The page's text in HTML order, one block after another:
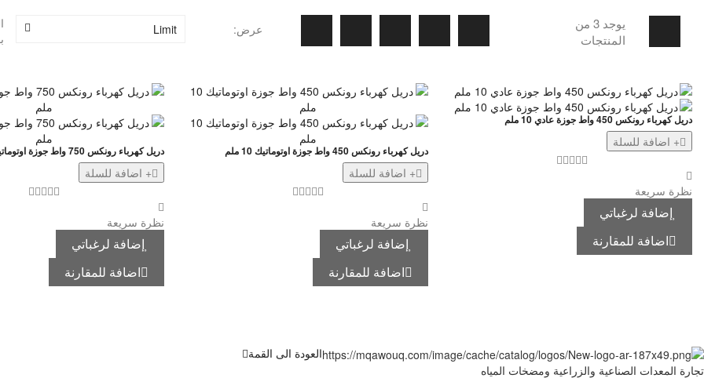
يوجد 3 من
المنتجات
عرض: Limit
دريل كهرباء رونكس 450 واط جوزة عادي 10 ملم
+ اضافة للسلة
نظرة سريعة
إضافة لرغباتي
اضافة للمقارنة
دريل كهرباء رونكس 450 واط جوزة اوتوماتيك 10 ملم
+ اضافة للسلة
نظرة سريعة
إضافة لرغباتي
اضافة للمقارنة
دريل كهرباء رونكس 750 واط جوزة اوتوماتيك 13 ملم
+ اضافة للسلة
نظرة سريعة
إضافة لرغباتي
اضافة للمقارنة
تجارة المعدات الصناعية والزراعية ومضخات المياه
العودة الى القمة